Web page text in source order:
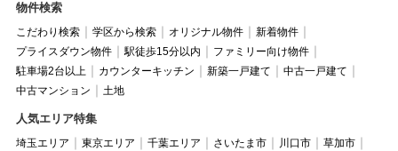
物件検索
こだわり検索 学区から検索 オリジナル物件
新着物件
プライスダウン物件
駅徒歩15分以内
ファミリー向け物件
駐車場2台以上
カウンターキッチン 新築一戸建て
中古一戸建て
中古マンション
土地
人気エリア特集
埼玉エリア 東京エリア 千葉エリア さいたま市 川口市
草加市